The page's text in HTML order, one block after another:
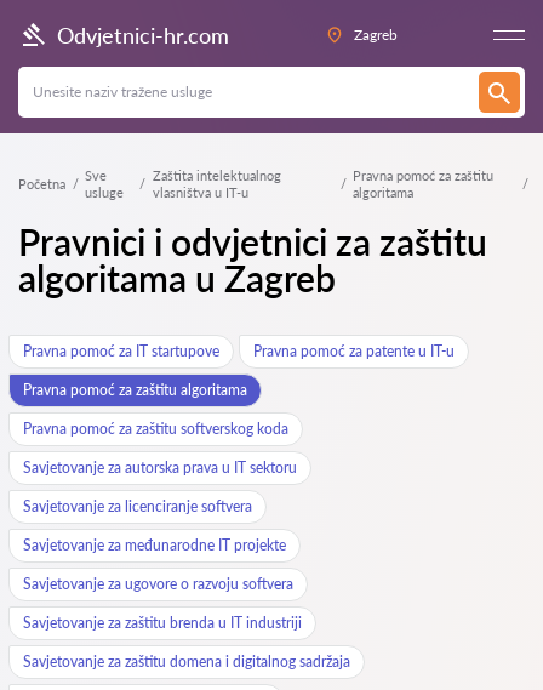
Odvjetnici-hr.com Zagreb
Početna
Sve
usluge
Zaštita intelektualnog
vlasništva u IT-u
Pravna pomoć za zaštitu
algoritama
Pravnici i odvjetnici za zaštitu
algoritama u Zagreb
Pravna pomoć za IT startupove Pravna pomoć za patente u IT-u
Pravna pomoć za zaštitu algoritama
Pravna pomoć za zaštitu softverskog koda
Savjetovanje za autorska prava u IT sektoru
Savjetovanje za licenciranje softvera
Savjetovanje za međunarodne IT projekte
Savjetovanje za ugovore o razvoju softvera
Savjetovanje za zaštitu brenda u IT industriji
Savjetovanje za zaštitu domena i digitalnog sadržaja